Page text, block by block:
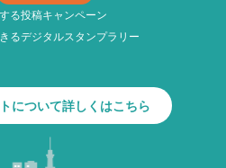
る投稿キャンペーン
るデジタルスタンプラリー
について詳しくはこちら